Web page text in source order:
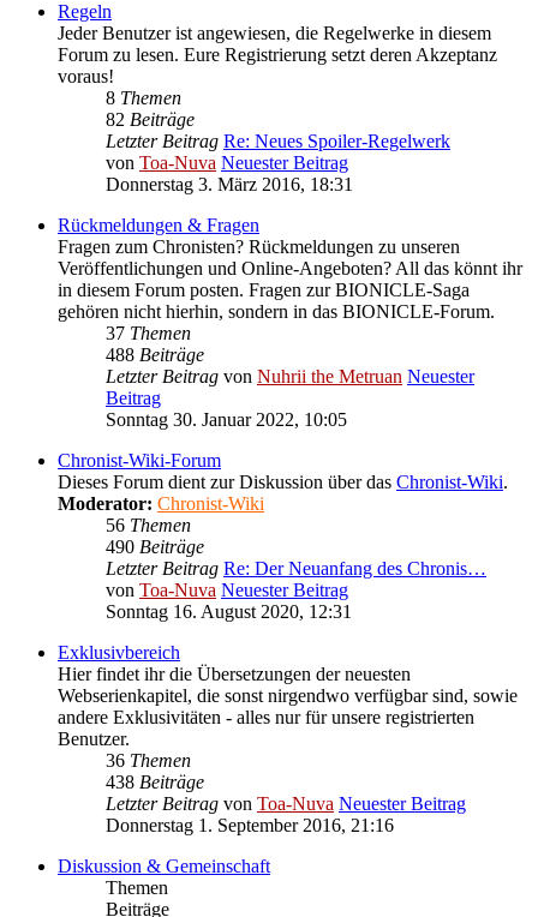
Regeln
Jeder Benutzer ist angewiesen, die Regelwerke in diesem
Forum zu lesen. Eure Registrierung setzt deren Akzeptanz
voraus!
8 Themen
82 Beiträge
Letzter Beitrag Re: Neues Spoiler-Regelwerk
von Toa-Nuva Neuester Beitrag
Donnerstag 3. März 2016, 18:31
Rückmeldungen & Fragen
Fragen zum Chronisten? Rückmeldungen zu unseren
Veröffentlichungen und Online-Angeboten? All das könnt ihr
in diesem Forum posten. Fragen zur BIONICLE-Saga
gehören nicht hierhin, sondern in das BIONICLE-Forum.
37 Themen
488 Beiträge
Letzter Beitrag von Nuhrii the Metruan Neuester
Beitrag
Sonntag 30. Januar 2022, 10:05
Chronist-Wiki-Forum
Dieses Forum dient zur Diskussion über das Chronist-Wiki.
Moderator: Chronist-Wiki
56 Themen
490 Beiträge
Letzter Beitrag Re: Der Neuanfang des Chronis…
von Toa-Nuva Neuester Beitrag
Sonntag 16. August 2020, 12:31
Exklusivbereich
Hier findet ihr die Übersetzungen der neuesten
Webserienkapitel, die sonst nirgendwo verfügbar sind, sowie
andere Exklusivitäten - alles nur für unsere registrierten
Benutzer.
36 Themen
438 Beiträge
Letzter Beitrag von Toa-Nuva Neuester Beitrag
Donnerstag 1. September 2016, 21:16
Diskussion & Gemeinschaft
Themen
Beiträge